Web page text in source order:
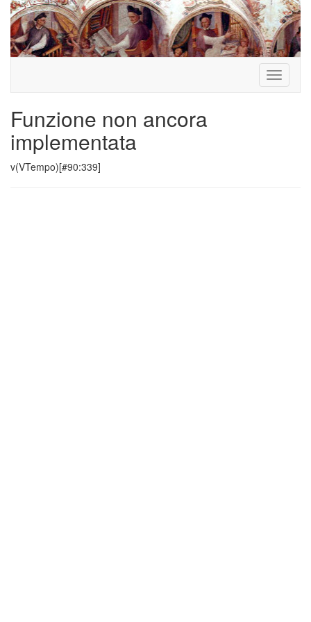
Toggle
Funzione non ancora
implementata
v(VTempo)[#90:339]